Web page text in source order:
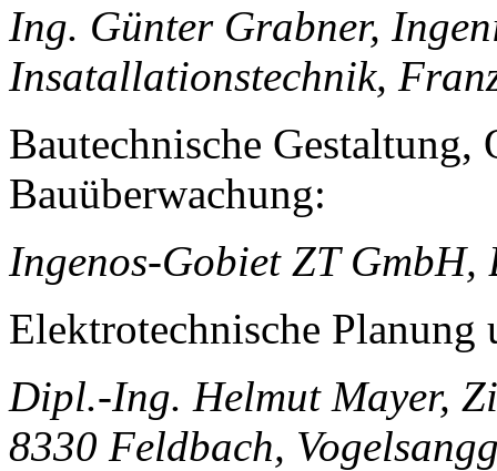
Ing. Günter Grabner,
Insatallationstechnik,
Bautechnische
Bauüberwachung:
Ingenos-Gobiet ZT
Elektrotechnische Planung
Dipl.-Ing. Helmut Mayer,
8330 Feldbach,